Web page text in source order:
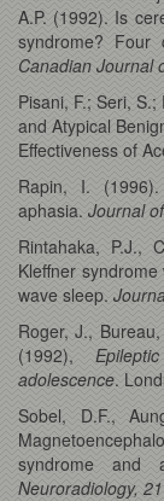
A.P. (1992). Is
syndrome? Four
Canadian Journal
Pisani, F.; Seri,
and Atypical
Effectiveness of
Rapin, I.
aphasia. Journal
Rintahaka, P.J.,
Kleffner
wave sleep.
Roger, J.,
(1992),
adolescence.
Sobel, D.F.,
syndrome and
Neuroradiology, 21